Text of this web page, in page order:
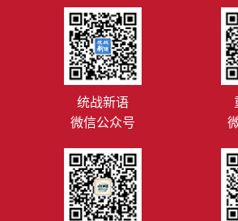
统战新语
微信公众号